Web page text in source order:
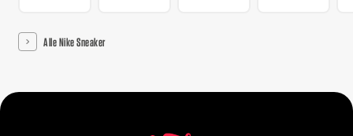
Alle Nike Sneaker